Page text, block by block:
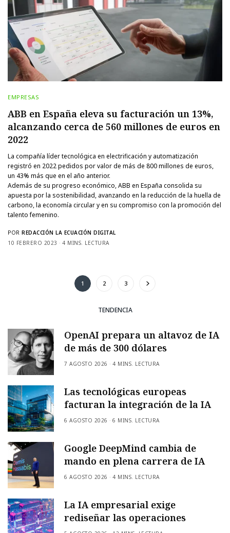
EMPRESAS
ABB en España eleva su facturación un 13%,
alcanzando cerca de 560 millones de euros en
2022
La compañía líder tecnológica en electrificación y automatización
registró en 2022 pedidos por valor de más de 800 millones de euros,
un 43% más que en el año anterior.
Además de su progreso económico, ABB en España consolida su
apuesta por la sostenibilidad, avanzando en la reducción de la huella de
carbono, la economía circular y en su compromiso con la promoción del
talento femenino.
POR REDACCIÓN LA ECUACIÓN DIGITAL
10 FEBRERO 2023
4 MINS. LECTURA
1 2 3
TENDENCIA
OpenAI prepara un altavoz de IA
de más de 300 dólares
7 AGOSTO 2026 4 MINS. LECTURA
Las tecnológicas europeas
facturan la integración de la IA
6 AGOSTO 2026 6 MINS. LECTURA
Google DeepMind cambia de
mando en plena carrera de IA
6 AGOSTO 2026 4 MINS. LECTURA
La IA empresarial exige
rediseñar las operaciones